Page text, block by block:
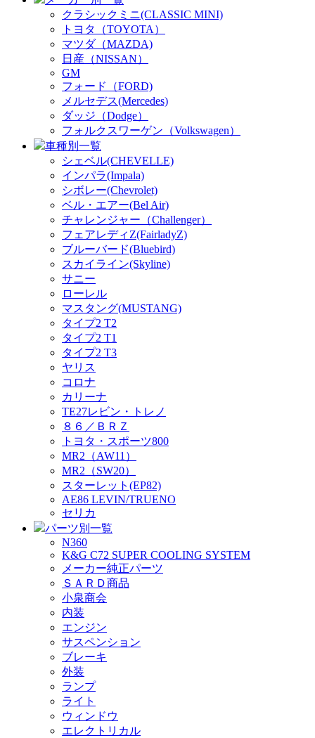
クラシックミニ(CLASSIC MINI)
トヨタ（TOYOTA）
マツダ（MAZDA)
日産（NISSAN）
GM
フォード（FORD)
メルセデス(Mercedes)
ダッジ（Dodge）
フォルクスワーゲン（Volkswagen）
車種別一覧
シェベル(CHEVELLE)
インパラ(Impala)
シボレー(Chevrolet)
ベル・エアー(Bel Air)
チャレンジャー（Challenger）
フェアレディZ(FairladyZ)
ブルーバード(Bluebird)
スカイライン(Skyline)
サニー
ローレル
マスタング(MUSTANG)
タイプ2 T2
タイプ2 T1
タイプ2 T3
ヤリス
コロナ
カリーナ
TE27レビン・トレノ
８６／ＢＲＺ
トヨタ・スポーツ800
MR2（AW11）
MR2（SW20）
スターレット(EP82)
AE86 LEVIN/TRUENO
セリカ
パーツ別一覧
N360
K&G C72 SUPER COOLING SYSTEM
メーカー純正パーツ
ＳＡＲＤ商品
小泉商会
内装
エンジン
サスペンション
ブレーキ
外装
ランプ
ライト
ウィンドウ
エレクトリカル